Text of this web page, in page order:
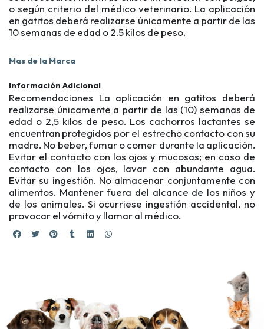
o según criterio del médico veterinario. La aplicación
en gatitos deberá realizarse únicamente a partir de las
10 semanas de edad o 2.5 kilos de peso.
Mas de la Marca
Información Adicional
Recomendaciones La aplicación en gatitos deberá
realizarse únicamente a partir de las (10) semanas de
edad o 2,5 kilos de peso. Los cachorros lactantes se
encuentran protegidos por el estrecho contacto con su
madre. No beber, fumar o comer durante la aplicación.
Evitar el contacto con los ojos y mucosas; en caso de
contacto con los ojos, lavar con abundante agua.
Evitar su ingestión. No almacenar conjuntamente con
alimentos. Mantener fuera del alcance de los niños y
de los animales. Si ocurriese ingestión accidental, no
provocar el vómito y llamar al médico.